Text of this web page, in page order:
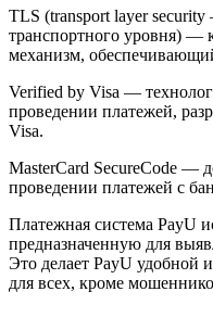
TLS (transport layer
транспортного уровня) —
механизм,
Verified by Visa —
проведении платежей,
Visa.
MasterCard SecureCode —
проведении платежей с
Платежная система PayU
предназначенную для
Это делает PayU удобной
для всех, кроме